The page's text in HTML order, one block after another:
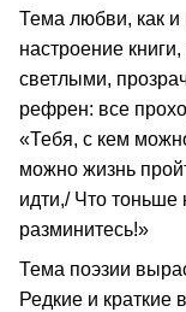
Тема любви, как и
настроение
светлыми,
рефрен: все
«Тебя, с кем
можно жизнь
идти,/ Что
разминитесь!»
Тема поэзии
Редкие и краткие